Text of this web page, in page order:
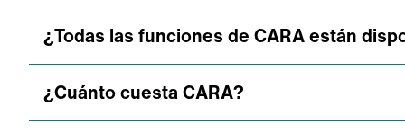
¿Todas las funciones de CARA están
La funcionalidad de CARA se adapta a
disponibles desde el principio.
¿Cuánto cuesta CARA?